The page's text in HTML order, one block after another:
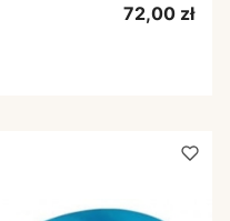
Cena
72,00 zł